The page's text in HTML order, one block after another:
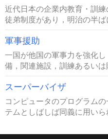
近代日本の企業内教育・訓
徒弟制度があり，明治の半
軍事援助
一国が他国の軍事力を強化
備，関連施設，訓練あるい
スーパーバイザ
コンピュータのプログラム
テムとしばしば同義に用い